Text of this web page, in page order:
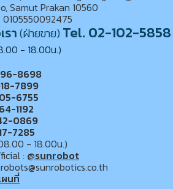
Samut Prakan 10560
0105550092475
รา(ฝ่ายขาย) Tel. 02-102-5858
- 18.00น.)
8698
7899
6755
1192
0869
7285
- 18.00น.)
: @sunrobot
นที่